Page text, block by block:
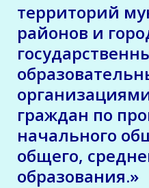
территорий
районов и
граждан по
начального
общего,
образования.»